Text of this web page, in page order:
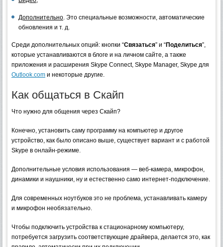
Дополнительно . Это специальные возможности, автоматические
обновления и т. д.
Среди дополнительных опций: кнопки “Связаться” и “Поделиться”,
которые устанавливаются в блоге и на личном сайте, а также
приложения и расширения Skype Connect, Skype Manager, Skype для
Outlook.com и некоторые другие.
Как общаться в Скайп
Что нужно для общения через Скайп?
Конечно, установить саму программу на компьютер и другое
устройство, как было описано выше, существует вариант и с работой
Skype в онлайн-режиме.
Дополнительные условия использования — веб-камера, микрофон,
динамики и наушники, ну и естественно само интернет-подключение.
Для современных ноутбуков это не проблема, устанавливать камеру
и микрофон необязательно.
Чтобы подключить устройства к стационарному компьютеру,
потребуется загрузить соответствующие драйвера, делается это, как